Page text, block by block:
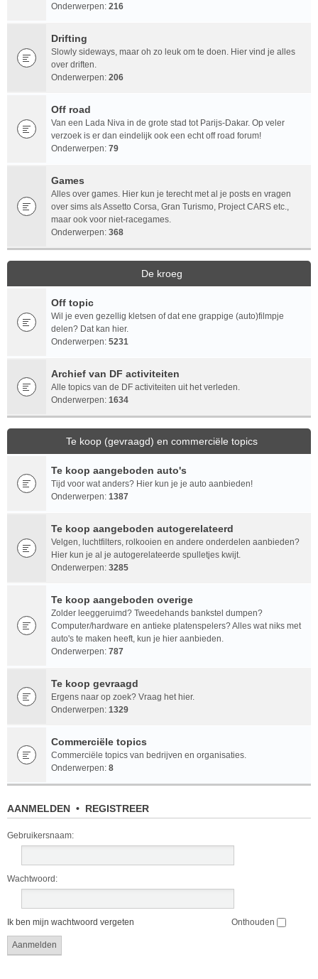
Onderwerpen: 216
Drifting
Slowly sideways, maar oh zo leuk om te doen. Hier vind je alles
over driften.
Onderwerpen: 206
Off road
Van een Lada Niva in de grote stad tot Parijs-Dakar. Op veler
verzoek is er dan eindelijk ook een echt off road forum!
Onderwerpen: 79
Games
Alles over games. Hier kun je terecht met al je posts en vragen
over sims als Assetto Corsa, Gran Turismo, Project CARS etc.,
maar ook voor niet-racegames.
Onderwerpen: 368
De kroeg
Off topic
Wil je even gezellig kletsen of dat ene grappige (auto)filmpje
delen? Dat kan hier.
Onderwerpen: 5231
Archief van DF activiteiten
Alle topics van de DF activiteiten uit het verleden.
Onderwerpen: 1634
Te koop (gevraagd) en commerciële topics
Te koop aangeboden auto's
Tijd voor wat anders? Hier kun je je auto aanbieden!
Onderwerpen: 1387
Te koop aangeboden autogerelateerd
Velgen, luchtfilters, rolkooien en andere onderdelen aanbieden?
Hier kun je al je autogerelateerde spulletjes kwijt.
Onderwerpen: 3285
Te koop aangeboden overige
Zolder leeggeruimd? Tweedehands bankstel dumpen?
Computer/hardware en antieke platenspelers? Alles wat niks met
auto's te maken heeft, kun je hier aanbieden.
Onderwerpen: 787
Te koop gevraagd
Ergens naar op zoek? Vraag het hier.
Onderwerpen: 1329
Commerciële topics
Commerciële topics van bedrijven en organisaties.
Onderwerpen: 8
AANMELDEN • REGISTREER
Gebruikersnaam:
Wachtwoord:
Ik ben mijn wachtwoord vergeten Onthouden